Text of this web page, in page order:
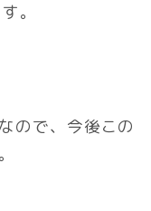
。
ので、今後この